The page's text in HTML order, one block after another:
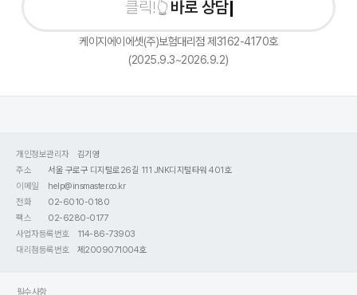
바로 상담신청
케이지에이에셋(주)보험대리점 제3162-4170호
(2025.9.3~2026.9.2)
개인정보관리자
김기영
주소
서울 구로구 디지털로26길 111 JNK디지털타워 401호
이메일
help@insmaster.co.kr
전화
02-6010-0180
팩스
02-6280-0177
사업자등록번호
114-86-73903
대리점등록번호
제2009071004호
필수사항